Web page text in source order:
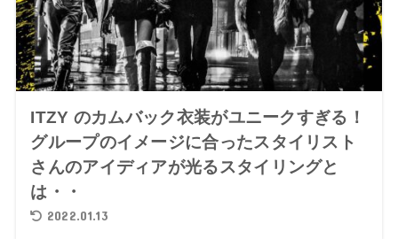
ITZY のカムバック衣装がユニークすぎる！
グループのイメージに合ったスタイリスト
さんのアイディアが光るスタイリングと
は・・
2022.01.13